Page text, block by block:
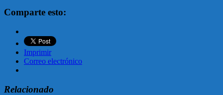
Comparte esto:
Imprimir
Correo electrónico
Relacionado